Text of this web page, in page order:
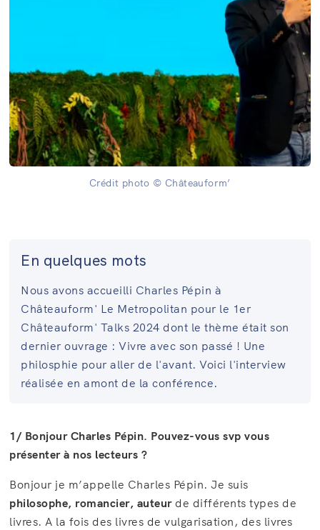
Crédit photo © Châteauform’
En quelques mots
Nous avons accueilli Charles Pépin à
Châteauform' Le Metropolitan pour le 1er
Châteauform' Talks 2024 dont le thème était son
dernier ouvrage : Vivre avec son passé ! Une
philosphie pour aller de l'avant. Voici l'interview
réalisée en amont de la conférence.
1/ Bonjour Charles Pépin. Pouvez-vous svp vous
présenter à nos lecteurs ?
Bonjour je m’appelle Charles Pépin. Je suis
philosophe, romancier, auteurde différents types de
livres. A la fois des livres de vulgarisation, des livres